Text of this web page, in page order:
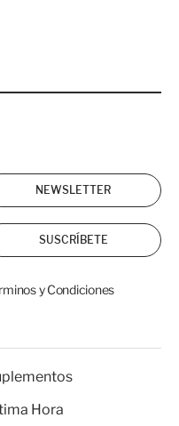
NEWSLETTER
SUSCRÍBETE
y Condiciones
Hora